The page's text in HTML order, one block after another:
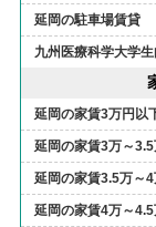
延岡の駐車場賃貸
九州医療科学大学
延岡の家賃3万円以
延岡の家賃3万～
延岡の家賃3.5万～
延岡の家賃4万～